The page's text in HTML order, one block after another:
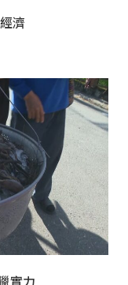
濟